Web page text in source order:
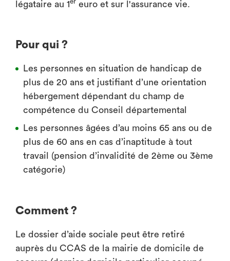
légataire au 1er euro et sur l'assurance vie.
Pour qui ?
Les personnes en situation de handicap de
plus de 20 ans et justifiant d’une orientation
hébergement dépendant du champ de
compétence du Conseil départemental
Les personnes âgées d’au moins 65 ans ou de
plus de 60 ans en cas d’inaptitude à tout
travail (pension d’invalidité de 2ème ou 3ème
catégorie)
Comment ?
Le dossier d’aide sociale peut être retiré
auprès du CCAS de la mairie de domicile de